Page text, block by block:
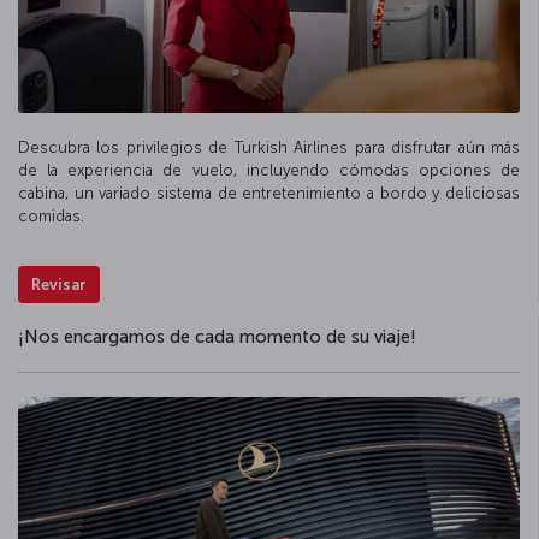
Descubra los privilegios de Turkish Airlines para disfrutar aún más
de la experiencia de vuelo, incluyendo cómodas opciones de
cabina, un variado sistema de entretenimiento a bordo y deliciosas
comidas.
Revisar
¡Nos encargamos de cada momento de su viaje!